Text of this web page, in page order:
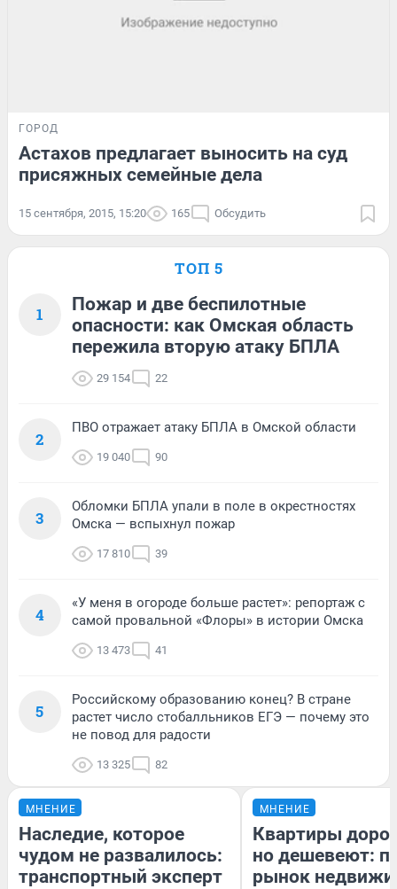
ГОРОД
Астахов предлагает выносить на суд
присяжных семейные дела
15 сентября, 2015, 15:20 165 Обсудить
ТОП 5
1
Пожар и две беспилотные
опасности: как Омская область
пережила вторую атаку БПЛА
29 154 22
2
ПВО отражает атаку БПЛА в Омской области
19 040 90
3
Обломки БПЛА упали в поле в окрестностях
Омска — вспыхнул пожар
17 810 39
4
«У меня в огороде больше растет»: репортаж с
самой провальной «Флоры» в истории Омска
13 473 41
5
Российскому образованию конец? В стране
растет число стобалльников ЕГЭ — почему это
не повод для радости
13 325 82
МНЕНИЕ
Наследие, которое
чудом не развалилось:
транспортный эксперт
МНЕНИЕ
Квартиры
но дешевеют:
рынок